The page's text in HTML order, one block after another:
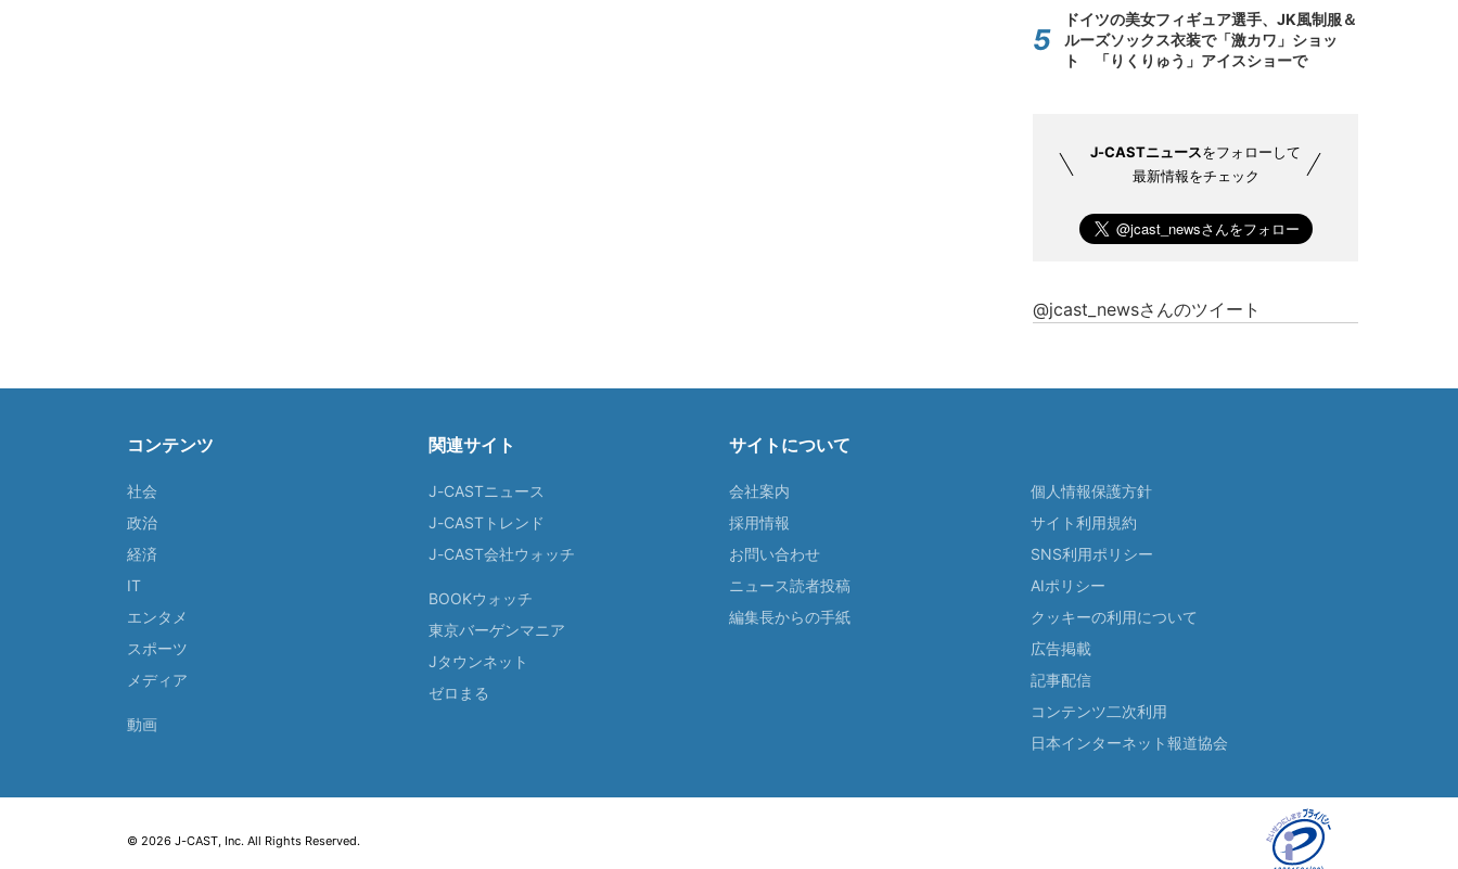
ドイツの美女フィギュア選手、JK風制服＆
ルーズソックス衣装で「激カワ」ショッ
ト 「りくりゅう」アイスショーで
J-CASTニュースをフォローして
最新情報をチェック
@jcast_newsさんのツイート
コンテンツ
社会
政治
経済
IT
エンタメ
スポーツ
メディア
動画
関連サイト
J-CASTニュース
J-CASTトレンド
J-CAST会社ウォッチ
BOOKウォッチ
東京バーゲンマニア
Jタウンネット
ゼロまる
サイトについて
会社案内
採用情報
お問い合わせ
ニュース読者投稿
編集長からの手紙
個人情報保護方針
サイト利用規約
SNS利用ポリシー
AIポリシー
クッキーの利用について
広告掲載
記事配信
コンテンツ二次利用
日本インターネット報道協会
© 2026 J-CAST, Inc. All Rights Reserved.